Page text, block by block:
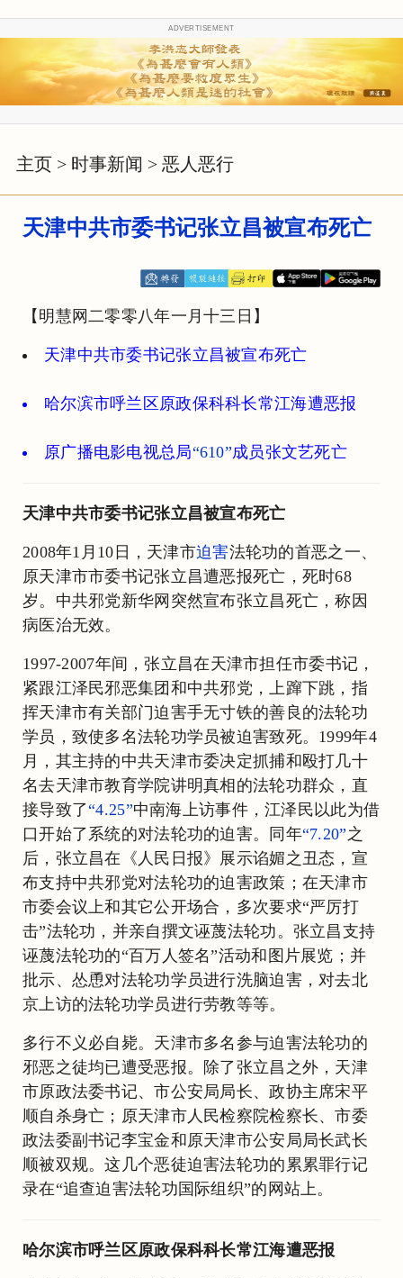
ADVERTISEMENT
主页 > 时事新闻 > 恶人恶行
天津中共市委书记张立昌被宣布死亡
【明慧网二零零八年一月十三日】
天津中共市委书记张立昌被宣布死亡
哈尔滨市呼兰区原政保科科长常江海遭恶报
原广播电影电视总局“610”成员张文艺死亡
天津中共市委书记张立昌被宣布死亡
2008年1月10日，天津市迫害法轮功的首恶之一、
原天津市市委书记张立昌遭恶报死亡，死时68
岁。中共邪党新华网突然宣布张立昌死亡，称因
病医治无效。
1997-2007年间，张立昌在天津市担任市委书记，
紧跟江泽民邪恶集团和中共邪党，上蹿下跳，指
挥天津市有关部门迫害手无寸铁的善良的法轮功
学员，致使多名法轮功学员被迫害致死。1999年4
月，其主持的中共天津市委决定抓捕和殴打几十
名去天津市教育学院讲明真相的法轮功群众，直
接导致了“4.25”中南海上访事件，江泽民以此为借
口开始了系统的对法轮功的迫害。同年“7.20” 之
后，张立昌在《人民日报》展示谄媚之丑态，宣
布支持中共邪党对法轮功的迫害政策；在天津市
市委会议上和其它公开场合，多次要求“严厉打
击”法轮功，并亲自撰文诬蔑法轮功。张立昌支持
诬蔑法轮功的“百万人签名”活动和图片展览；并
批示、怂恿对法轮功学员进行洗脑迫害，对去北
京上访的法轮功学员进行劳教等等。
多行不义必自毙。天津市多名参与迫害法轮功的
邪恶之徒均已遭受恶报。除了张立昌之外，天津
市原政法委书记、市公安局局长、政协主席宋平
顺自杀身亡；原天津市人民检察院检察长、市委
政法委副书记李宝金和原天津市公安局局长武长
顺被双规。这几个恶徒迫害法轮功的累累罪行记
录在“追查迫害法轮功国际组织”的网站上。
哈尔滨市呼兰区原政保科科长常江海遭恶报